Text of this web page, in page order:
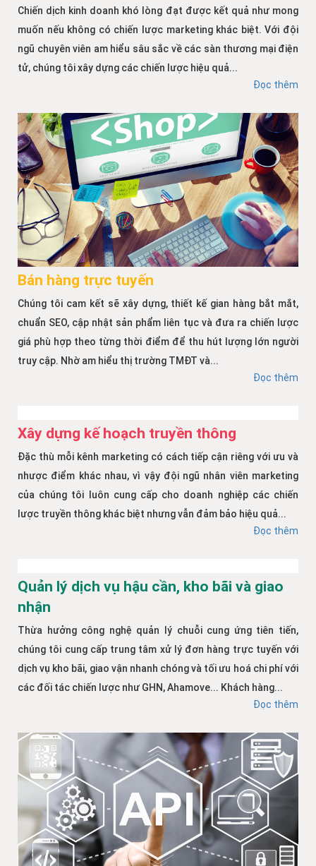
Chiến dịch kinh doanh khó lòng đạt được kết quả như mong
muốn nếu không có chiến lược marketing khác biệt. Với đội
ngũ chuyên viên am hiểu sâu sắc về các sàn thương mại điện
tử, chúng tôi xây dựng các chiến lược hiệu quả...
Đọc thêm
Bán hàng trực tuyến
Chúng tôi cam kết sẽ xây dựng, thiết kế gian hàng bắt mắt,
chuẩn SEO, cập nhật sản phẩm liên tục và đưa ra chiến lược
giá phù hợp theo từng thời điểm để thu hút lượng lớn người
truy cập. Nhờ am hiểu thị trường TMĐT và...
Đọc thêm
Xây dựng kế hoạch truyền thông
Đặc thù mỗi kênh marketing có cách tiếp cận riêng với ưu và
nhược điểm khác nhau, vì vậy đội ngũ nhân viên marketing
của chúng tôi luôn cung cấp cho doanh nghiệp các chiến
lược truyền thông khác biệt nhưng vẫn đảm bảo hiệu quả...
Đọc thêm
Quản lý dịch vụ hậu cần, kho bãi và giao
nhận
Thừa hưởng công nghệ quản lý chuỗi cung ứng tiên tiến,
chúng tôi cung cấp trung tâm xử lý đơn hàng trực tuyến với
dịch vụ kho bãi, giao vận nhanh chóng và tối ưu hoá chi phí với
các đối tác chiến lược như GHN, Ahamove... Khách hàng...
Đọc thêm